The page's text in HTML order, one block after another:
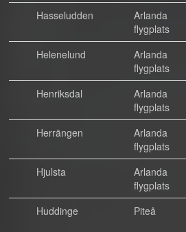
Hasseludden
Arlanda
flygplats
Helenelund
Arlanda
flygplats
Henriksdal
Arlanda
flygplats
Herrängen
Arlanda
flygplats
Hjulsta
Arlanda
flygplats
Huddinge
Piteå